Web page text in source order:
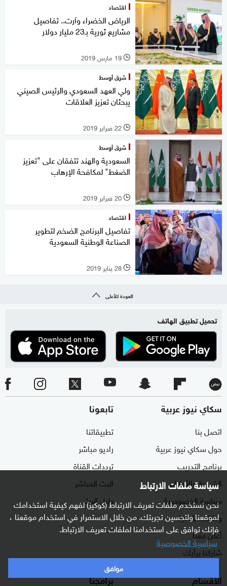
سياسة ملفات الارتباط
نحن نستخدم ملفات تعريف الارتباط (كوكيز) لفهم كيفية استخدامك
لموقعنا ولتحسين تجربتك. من خلال الاستمرار في استخدام موقعنا ،
فإنك توافق على استخدامنا لملفات تعريف الارتباط.
سياسية الخصوصية
موافق
اقتصاد
الرياض الخضراء وآرت.. تفاصيل
مشاريع ثورية بـ23 مليار دولار
l 19 مارس 2019
شرق أوسط
ولي العهد السعودي والرئيس الصيني
يبحثان تعزيز العلاقات
l 22 فبراير 2019
شرق أوسط
السعودية والهند تتفقان على "تعزيز
الضغط" لمكافحة الإرهاب
l 20 فبراير 2019
اقتصاد
تفاصيل البرنامج الضخم لتطوير
الصناعة الوطنية السعودية
l 28 يناير 2019
العودة للأعلى
تحميل تطبيق الهاتف
سكاي نيوز عربية
اتصل بنا
حول سكاي نيوز عربية
برنامج التدريب
الشروط والأحكام
سياسة الخصوصية
وظائف شاغرة
أعلن معنا
شاركنا برأيك
تابعونا
تطبيقاتنا
راديو مباشر
ترددات القناة
البث المباشر
دليل البث
الأقسام برامجنا